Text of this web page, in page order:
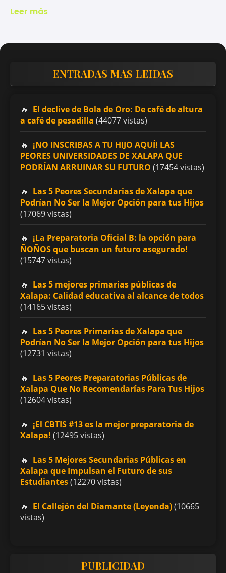
Leer más
ENTRADAS MAS LEIDAS
El declive de Bola de Oro: De café de altura
a café de pesadilla (44077 vistas)
¡NO INSCRIBAS A TU HIJO AQUÍ! LAS
PEORES UNIVERSIDADES DE XALAPA QUE
PODRÍAN ARRUINAR SU FUTURO (17454 vistas)
Las 5 Peores Secundarias de Xalapa que
Podrían No Ser la Mejor Opción para tus Hijos
(17069 vistas)
¡La Preparatoria Oficial B: la opción para
ÑOÑOS que buscan un futuro asegurado!
(15747 vistas)
Las 5 mejores primarias públicas de
Xalapa: Calidad educativa al alcance de todos
(14165 vistas)
Las 5 Peores Primarias de Xalapa que
Podrían No Ser la Mejor Opción para tus Hijos
(12731 vistas)
Las 5 Peores Preparatorias Públicas de
Xalapa Que No Recomendarías Para Tus Hijos
(12604 vistas)
¡El CBTIS #13 es la mejor preparatoria de
Xalapa! (12495 vistas)
Las 5 Mejores Secundarias Públicas en
Xalapa que Impulsan el Futuro de sus
Estudiantes(12270 vistas)
El Callejón del Diamante (Leyenda)(10665
vistas)
PUBLICIDAD